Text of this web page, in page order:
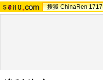
搜狐 ChinaRen